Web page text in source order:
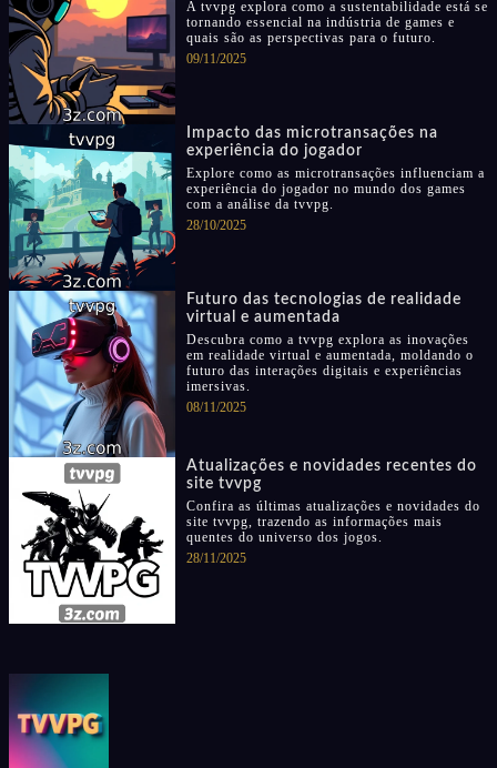
A tvvpg explora como a sustentabilidade está se
tornando essencial na indústria de games e
quais são as perspectivas para o futuro.
09/11/2025
Impacto das microtransações na
experiência do jogador
Explore como as microtransações influenciam a
experiência do jogador no mundo dos games
com a análise da tvvpg.
28/10/2025
Futuro das tecnologias de realidade
virtual e aumentada
Descubra como a tvvpg explora as inovações
em realidade virtual e aumentada, moldando o
futuro das interações digitais e experiências
imersivas.
08/11/2025
Atualizações e novidades recentes do
site tvvpg
Confira as últimas atualizações e novidades do
site tvvpg, trazendo as informações mais
quentes do universo dos jogos.
28/11/2025